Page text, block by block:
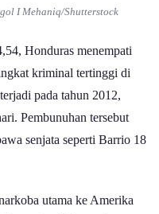
I Mehaniq/Shutterstock
Honduras menempati
kriminal tertinggi di
pada tahun 2012,
Pembunuhan tersebut
senjata seperti Barrio 18
utama ke Amerika